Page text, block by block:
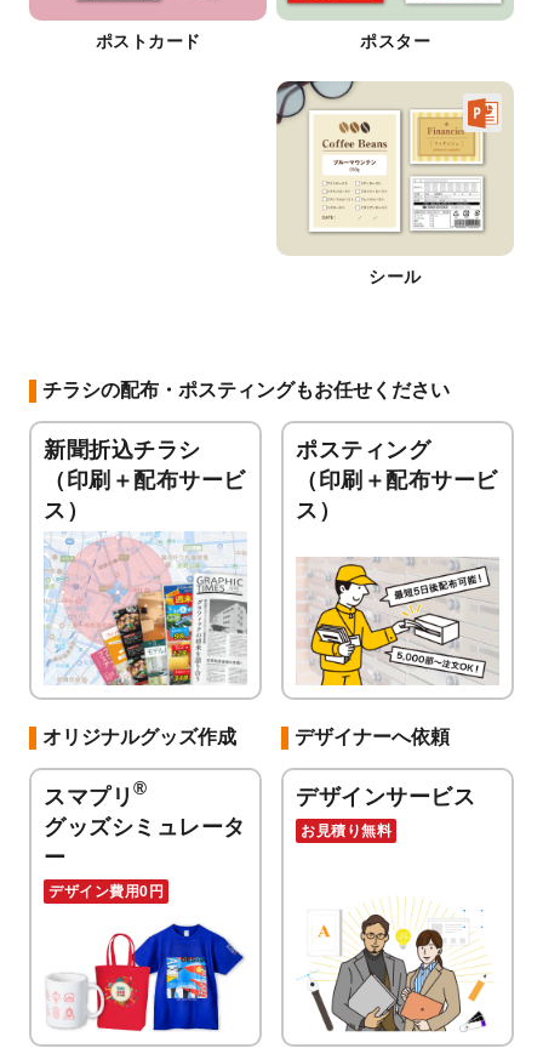
ポストカード ポスター
シール
チラシの配布・ポスティングもお任せください
新聞折込チラシ
（印刷＋配布サービ
ス）
ポスティング
（印刷＋配布サービ
ス）
オリジナルグッズ作成
スマプリ ®
グッズシミュレータ
ー
デザイン費用0円
デザイナーへ依頼
デザインサービス
お見積り無料